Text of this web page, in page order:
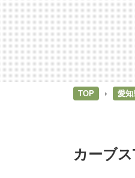
TOP 愛知
カーブ